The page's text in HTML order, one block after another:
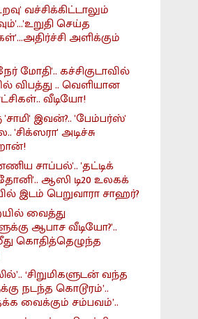
வச்சிக்கிட்டாலும்
செய்த
அளிக்கும்
மோதி'.. கச்சிகுடாவில்
விபத்து .. வெளியான
வீடியோ!
'சாமி' இவன்?.. 'பேம்பர்ஸ்'
'சிக்ஸரா' அடிச்சு
சாப்பல்'.. 'தட்டிக்
ஆஸி டி20 உலகக்
இடம் பெறுவாரா சாஹர்?
வைத்து
ஆபாச வீடியோ?'..
கொதித்தெழுந்த
‘சிறுமிகளுடன் வந்த
நடந்த கொடூரம்’..
வைக்கும் சம்பவம்’..